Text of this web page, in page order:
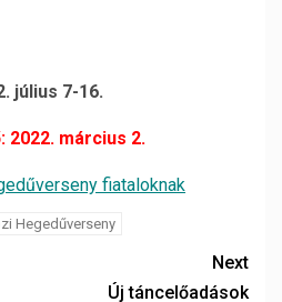
július 7-16.
március 2.
fiataloknak
Hegedűverseny
Next
Új táncelőadások